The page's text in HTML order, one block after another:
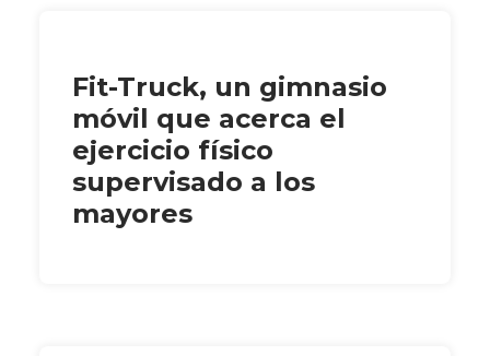
Fit-Truck, un gimnasio
móvil que acerca el
ejercicio físico
supervisado a los
mayores